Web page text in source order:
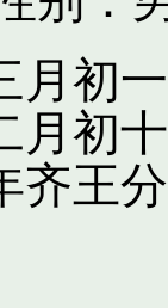
月初
月初
齐王